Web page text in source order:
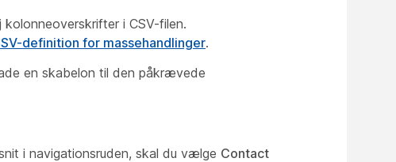
i CSV-filen.
definition for massehandlinger.
en skabelon til den påkrævede
i navigationsruden, skal du vælge Contact